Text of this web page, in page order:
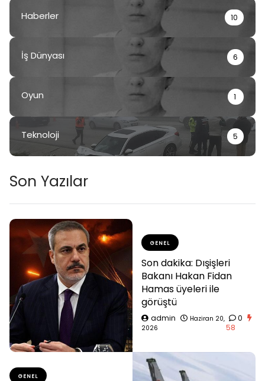
Haberler 10
İş Dünyası 6
Oyun 1
Teknoloji 5
Son Yazılar
GENEL
Son dakika: Dışişleri
Bakanı Hakan Fidan
Hamas üyeleri ile
görüştü
admin
Haziran 20,
2026
0
58
GENEL